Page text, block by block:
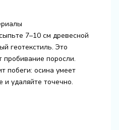
7–10 см древесной
геотекстиль. Это
пробивание поросли.
побеги: осина умеет
и удаляйте точечно.